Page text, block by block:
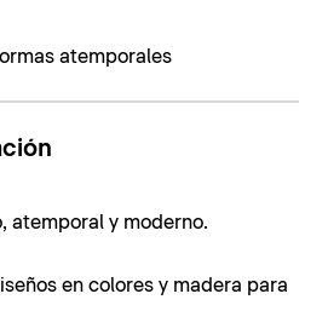
atemporales
atemporal y moderno.
en colores y madera para